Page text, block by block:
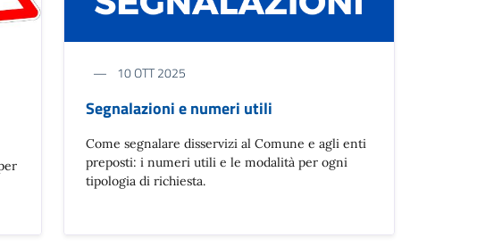
10 OTT 2025
Segnalazioni e numeri utili
Come segnalare disservizi al Comune e agli enti
preposti: i numeri utili e le modalità per ogni
tipologia di richiesta.